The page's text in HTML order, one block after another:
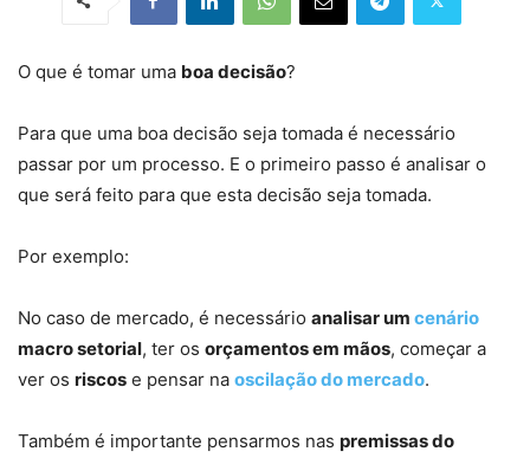
O que é tomar uma boa decisão?
Para que uma boa decisão seja tomada é necessário
passar por um processo. E o primeiro passo é analisar o
que será feito para que esta decisão seja tomada.
Por exemplo:
No caso de mercado, é necessário analisar um cenário
macro setorial, ter os orçamentos em mãos, começar a
ver os riscos e pensar na oscilação do mercado.
Também é importante pensarmos nas premissas do